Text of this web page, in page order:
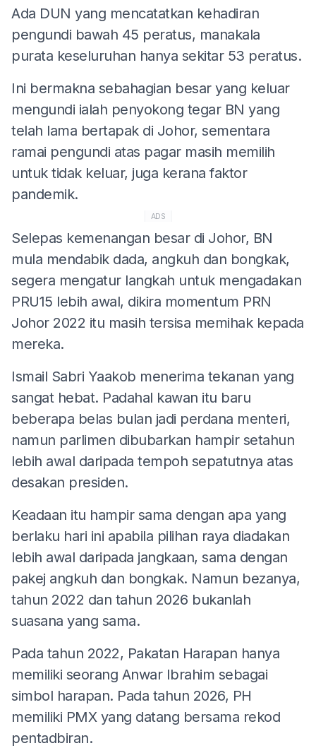
Ada DUN yang mencatatkan kehadiran
pengundi bawah 45 peratus, manakala
purata keseluruhan hanya sekitar 53 peratus.
Ini bermakna sebahagian besar yang keluar
mengundi ialah penyokong tegar BN yang
telah lama bertapak di Johor, sementara
ramai pengundi atas pagar masih memilih
untuk tidak keluar, juga kerana faktor
pandemik.
ADS
Selepas kemenangan besar di Johor, BN
mula mendabik dada, angkuh dan bongkak,
segera mengatur langkah untuk mengadakan
PRU15 lebih awal, dikira momentum PRN
Johor 2022 itu masih tersisa memihak kepada
mereka.
Ismail Sabri Yaakob menerima tekanan yang
sangat hebat. Padahal kawan itu baru
beberapa belas bulan jadi perdana menteri,
namun parlimen dibubarkan hampir setahun
lebih awal daripada tempoh sepatutnya atas
desakan presiden.
Keadaan itu hampir sama dengan apa yang
berlaku hari ini apabila pilihan raya diadakan
lebih awal daripada jangkaan, sama dengan
pakej angkuh dan bongkak. Namun bezanya,
tahun 2022 dan tahun 2026 bukanlah
suasana yang sama.
Pada tahun 2022, Pakatan Harapan hanya
memiliki seorang Anwar Ibrahim sebagai
simbol harapan. Pada tahun 2026, PH
memiliki PMX yang datang bersama rekod
pentadbiran.